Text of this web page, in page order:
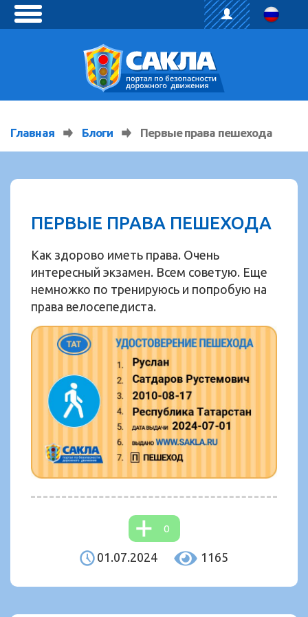
toggle
Главная Блоги Первые права пешехода
ПЕРВЫЕ ПРАВА ПЕШЕХОДА
Как здорово иметь права. Очень
интересный экзамен. Всем советую. Еще
немножко по тренируюсь и попробую на
права велосепедиста.
0
01.07.2024 1165